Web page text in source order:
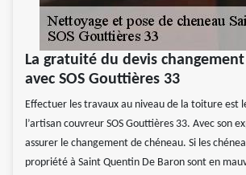
La gratuité du devis
avec SOS Gouttières 33
Effectuer les travaux au niveau de la toiture est
l’artisan couvreur SOS Gouttières 33. Avec son
assurer le changement de chéneau. Si les
propriété à Saint Quentin De Baron sont en